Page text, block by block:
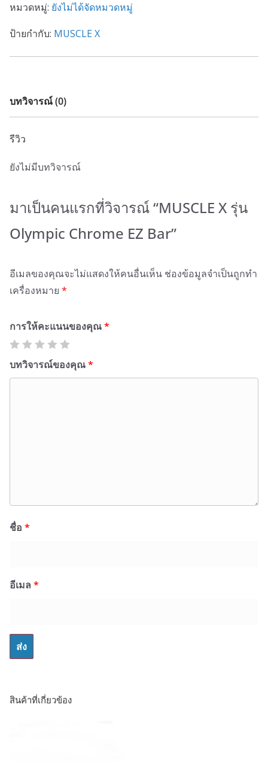
หมวดหมู่: ยังไม่ได้จัดหมวดหมู่
ป้ายกำกับ: MUSCLE X
บทวิจารณ์ (0)
รีวิว
ยังไม่มีบทวิจารณ์
มาเป็นคนแรกที่วิจารณ์ “MUSCLE X รุ่น
Olympic Chrome EZ Bar”
อีเมลของคุณจะไม่แสดงให้คนอื่นเห็น ช่องข้อมูลจำเป็นถูกทำ
เครื่องหมาย *
การให้คะแนนของคุณ*
บทวิจารณ์ของคุณ*
ชื่อ *
อีเมล *
สินค้าที่เกี่ยวข้อง